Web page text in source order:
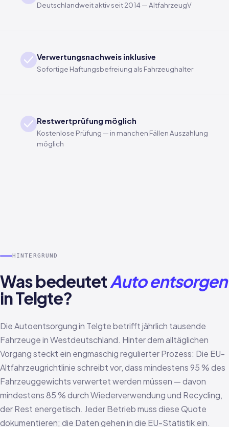
Deutschlandweit aktiv seit 2014 — AltfahrzeugV
Verwertungsnachweis inklusive
Sofortige Haftungsbefreiung als Fahrzeughalter
Restwertprüfung möglich
Kostenlose Prüfung — in manchen Fällen Auszahlung
möglich
HINTERGRUND
Was bedeutetAuto entsorgen
in Telgte?
Die Autoentsorgung in Telgte betrifft jährlich tausende
Fahrzeuge in Westdeutschland. Hinter dem alltäglichen
Vorgang steckt ein engmaschig regulierter Prozess: Die EU-
Altfahrzeugrichtlinie schreibt vor, dass mindestens 95 % des
Fahrzeuggewichts verwertet werden müssen — davon
mindestens 85 % durch Wiederverwendung und Recycling,
der Rest energetisch. Jeder Betrieb muss diese Quote
dokumentieren; die Daten gehen in die EU-Statistik ein.